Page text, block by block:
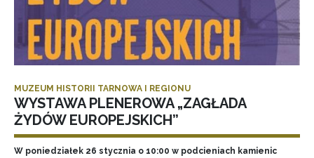
MUZEUM HISTORII TARNOWA I REGIONU
WYSTAWA PLENEROWA „ZAGŁADA
ŻYDÓW EUROPEJSKICH”
W poniedziałek 26 stycznia o 10:00 w podcieniach kamienic